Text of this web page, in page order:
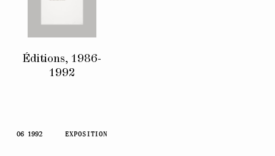
Éditions, 1986-
1992
06 1992 EXPOSITION